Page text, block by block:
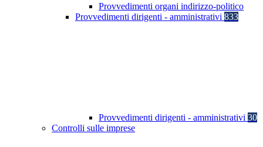
Provvedimenti organi indirizzo-politico
Provvedimenti dirigenti - amministrativi 833
Provvedimenti dirigenti - amministrativi 30
Controlli sulle imprese